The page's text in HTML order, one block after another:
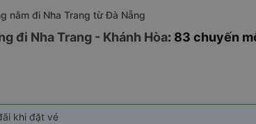
nằm đi Nha Trang từ Đà Nẵng
đi Nha Trang - Khánh Hòa: 83 chuyến
khi đặt vé